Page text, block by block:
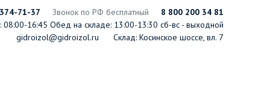
71-37 Звонок по РФ бесплатный
8 800 200 34 81
08:00-16:45 Обед на складе: 13:00-13:30 сб-вс - выходной
gidroizol@gidroizol.ru
Склад: Косинское шоссе, вл. 7